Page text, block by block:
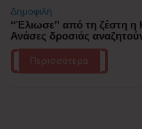
Δημοφιλή
“Έλιωσε” από τη ζέστη η
Ανάσες δροσιάς
Περισσότερα